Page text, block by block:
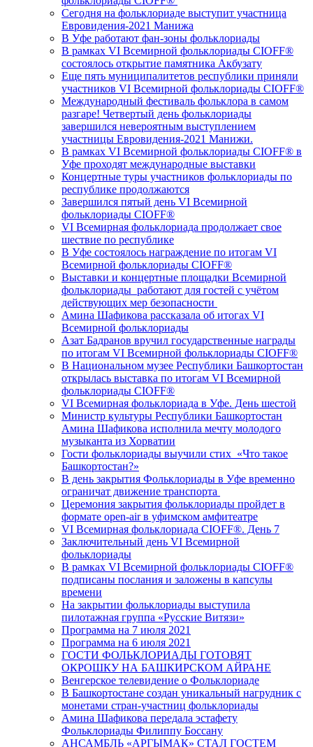
Сегодня на фольклориаде выступит участница
Евровидения-2021 Манижа
В Уфе работают фан-зоны фольклориады
В рамках VI Всемирной фольклориады CIOFF®️
состоялось открытие памятника Акбузату
Еще пять муниципалитетов республики приняли
участников VI Всемирной фольклориады CIOFF®️
Международный фестиваль фольклора в самом
разгаре! Четвертый день фольклориады
завершился невероятным выступлением
участницы Евровидения-2021 Манижи.
В рамках VI Всемирной фольклориады CIOFF®️ в
Уфе проходят международные выставки
Концертные туры участников фольклориады по
республике продолжаются
Завершился пятый день VI Всемирной
фольклориады CIOFF®️
VI Всемирная фольклориада продолжает свое
шествие по республике
В Уфе состоялось награждение по итогам VI
Всемирной фольклориады CIOFF®️
Выставки и концертные площадки Всемирной
фольклориады работают для гостей с учётом
действующих мер безопасности
Амина Шафикова рассказала об итогах VI
Всемирной фольклориады
Азат Бадранов вручил государственные награды
по итогам VI Всемирной фольклориады CIOFF®️
В Национальном музее Республики Башкортостан
открылась выставка по итогам VI Всемирной
фольклориады CIOFF®
VI Всемирная фольклориада в Уфе. День шестой
Министр культуры Республики Башкортостан
Амина Шафикова исполнила мечту молодого
музыканта из Хорватии
Гости фольклориады выучили стих «Что такое
Башкортостан?»
В день закрытия Фольклориады в Уфе временно
ограничат движение транспорта
Церемония закрытия фольклориады пройдет в
формате open-air в уфимском амфитеатре
VI Всемирная фольклориада CIOFF®️. День 7
Заключительный день VI Всемирной
фольклориады
В рамках VI Всемирной фольклориады CIOFF®️
подписаны послания и заложены в капсулы
времени
На закрытии фольклориады выступила
пилотажная группа «Русские Витязи»
Программа на 7 июля 2021
Программа на 6 июля 2021
ГОСТИ ФОЛЬКЛОРИАДЫ ГОТОВЯТ
ОКРОШКУ НА БАШКИРСКОМ АЙРАНЕ
Венгерское телевидение о Фольклориаде
В Башкортостане создан уникальный нагрудник с
монетами стран-участниц фольклориады
Амина Шафикова передала эстафету
Фольклориады Филиппу Боссану
АНСАМБЛЬ «АРГЫМАК» СТАЛ ГОСТЕМ